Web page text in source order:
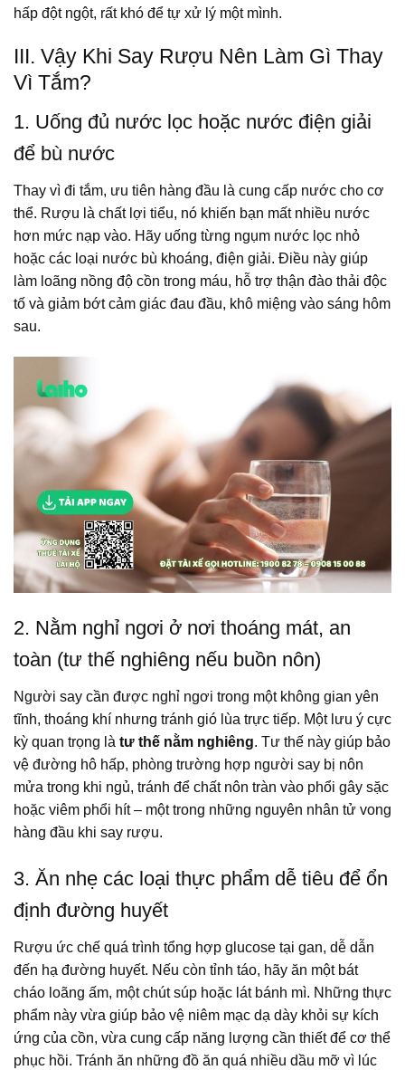
hấp đột ngột, rất khó để tự xử lý một mình.
III. Vậy Khi Say Rượu Nên Làm Gì Thay
Vì Tắm?
1. Uống đủ nước lọc hoặc nước điện giải
để bù nước
Thay vì đi tắm, ưu tiên hàng đầu là cung cấp nước cho cơ
thể. Rượu là chất lợi tiểu, nó khiến bạn mất nhiều nước
hơn mức nạp vào. Hãy uống từng ngụm nước lọc nhỏ
hoặc các loại nước bù khoáng, điện giải. Điều này giúp
làm loãng nồng độ cồn trong máu, hỗ trợ thận đào thải độc
tố và giảm bớt cảm giác đau đầu, khô miệng vào sáng hôm
sau.
2. Nằm nghỉ ngơi ở nơi thoáng mát, an
toàn (tư thế nghiêng nếu buồn nôn)
Người say cần được nghỉ ngơi trong một không gian yên
tĩnh, thoáng khí nhưng tránh gió lùa trực tiếp. Một lưu ý cực
kỳ quan trọng là tư thế nằm nghiêng. Tư thế này giúp bảo
vệ đường hô hấp, phòng trường hợp người say bị nôn
mửa trong khi ngủ, tránh để chất nôn tràn vào phổi gây sặc
hoặc viêm phổi hít – một trong những nguyên nhân tử vong
hàng đầu khi say rượu.
3. Ăn nhẹ các loại thực phẩm dễ tiêu để ổn
định đường huyết
Rượu ức chế quá trình tổng hợp glucose tại gan, dễ dẫn
đến hạ đường huyết. Nếu còn tỉnh táo, hãy ăn một bát
cháo loãng ấm, một chút súp hoặc lát bánh mì. Những thực
phẩm này vừa giúp bảo vệ niêm mạc dạ dày khỏi sự kích
ứng của cồn, vừa cung cấp năng lượng cần thiết để cơ thể
phục hồi. Tránh ăn những đồ ăn quá nhiều dầu mỡ vì lúc